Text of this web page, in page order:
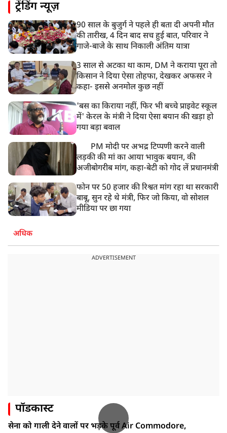
असम बाढ़: 13 जिलों में 15 लाख से ज्यादा लोग प्रभावित, मृतकों
10:21 AM
हिमाचल के चंबा में बड़ा सड़क हादसा, 7 यात्रियों की मौत; 11
घायल
ट्रेंडिंग न्यूज़
90 साल के बुजुर्ग ने पहले ही बता दी अपनी मौत
की तारीख, 4 दिन बाद सच हुई बात, परिवार ने
गाजे-बाजे के साथ निकाली अंतिम यात्रा
3 साल से अटका था काम, DM ने कराया पूरा तो
किसान ने दिया ऐसा तोहफा, देखकर अफसर ने
कहा- इससे अनमोल कुछ नहीं
'बस का किराया नहीं, फिर भी बच्चे प्राइवेट स्कूल
में' केरल के मंत्री ने दिया ऐसा बयान की खड़ा हो
गया बड़ा बवाल
PM मोदी पर अभद्र टिप्पणी करने वाली
लड़की की मां का आया भावुक बयान, की
अजीबोगरीब मांग, कहा-बेटी को गोद लें प्रधानमंत्री
फोन पर 50 हजार की रिश्वत मांग रहा था सरकारी
बाबू, सुन रहे थे मंत्री, फिर जो किया, वो सोशल
मीडिया पर छा गया
अधिक
ADVERTISEMENT
पॉडकास्ट
सेना को गाली देने वालों पर भड़के पूर्व Air Commodore,